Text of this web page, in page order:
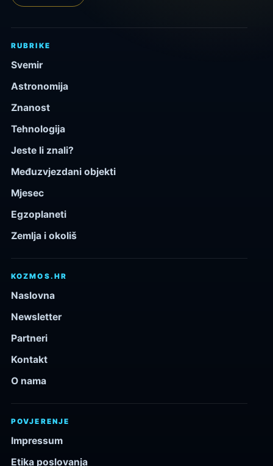
RUBRIKE
Svemir
Astronomija
Znanost
Tehnologija
Jeste li znali?
Međuzvjezdani objekti
Mjesec
Egzoplaneti
Zemlja i okoliš
KOZMOS.HR
Naslovna
Newsletter
Partneri
Kontakt
O nama
POVJERENJE
Impressum
Etika poslovanja